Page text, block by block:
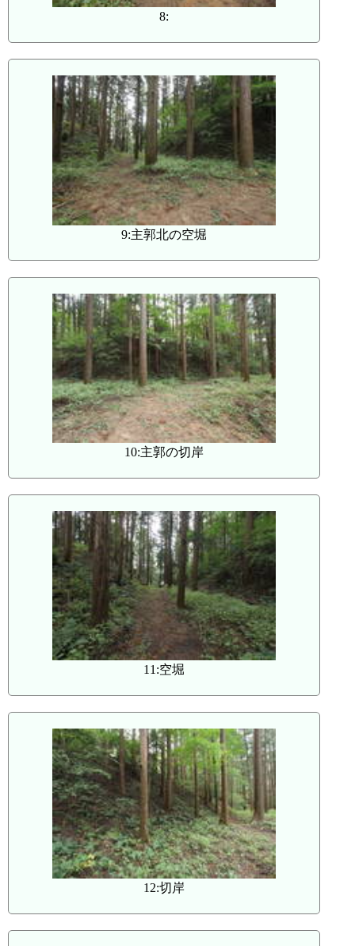
8:
9:主郭北の空堀
10:主郭の切岸
11:空堀
12:切岸